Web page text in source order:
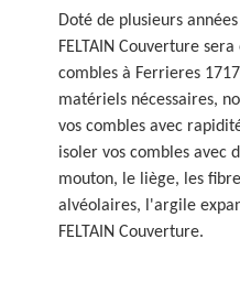
Doté de plusieurs
FELTAIN Couverture
combles à Ferrieres
matériels nécessaires,
vos combles avec
isoler vos combles avec
mouton, le liège, les
alvéolaires, l'argile
FELTAIN Couverture.